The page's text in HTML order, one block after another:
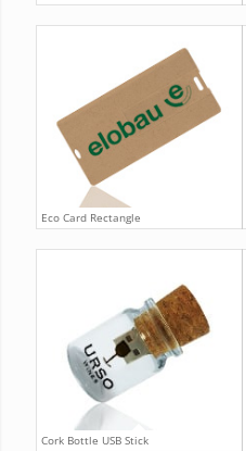
Eco Card Rectangle
Cork Bottle USB Stick